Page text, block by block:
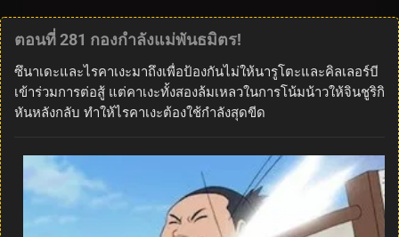
ตอนที่ 281 กองกำลังแม่พันธมิตร!
ซึนาเดะและไรคาเงะมาถึงเพื่อป้องกันไม่ให้นารูโตะและคิลเลอร์บี
เข้าร่วมการต่อสู้ แต่คาเงะทั้งสองล้มเหลวในการโน้มน้าวให้จินชูริกิ
หันหลังกลับ ทำให้ไรคาเงะต้องใช้กำลังสุดขีด